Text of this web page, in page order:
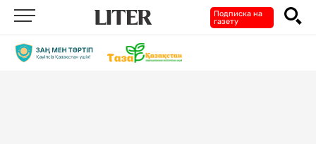
Подписка на
газету